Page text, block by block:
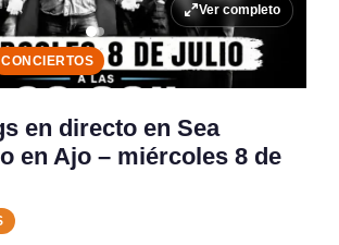
Ver completo
CONCIERTOS
en directo en Sea
en Ajo – miércoles 8 de